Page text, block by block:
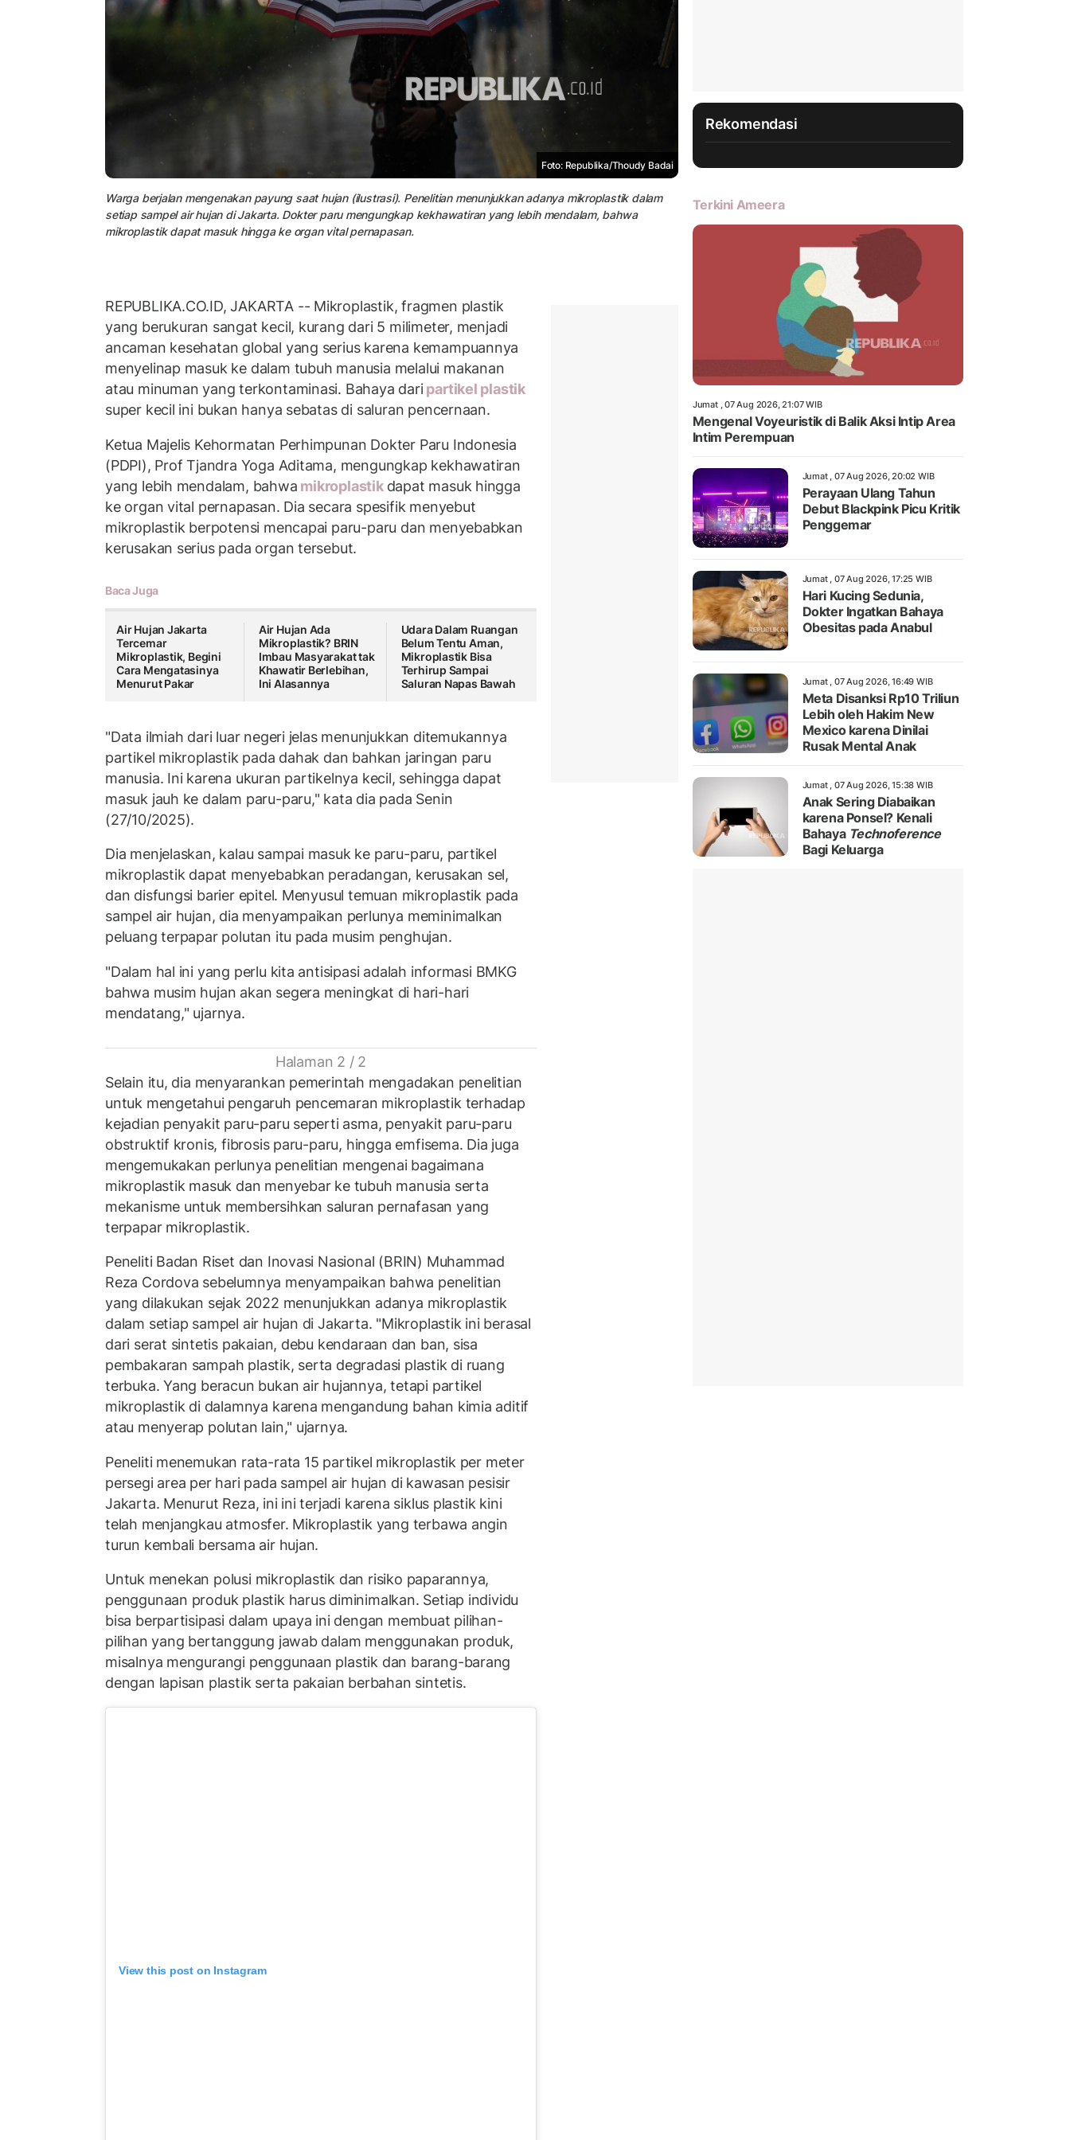
Foto: Republika/Thoudy Badai
Warga berjalan mengenakan payung saat hujan (ilustrasi). Penelitian menunjukkan adanya mikroplastik dalam
setiap sampel air hujan di Jakarta. Dokter paru mengungkap kekhawatiran yang lebih mendalam, bahwa
mikroplastik dapat masuk hingga ke organ vital pernapasan.
REPUBLIKA.CO.ID, JAKARTA -- Mikroplastik, fragmen plastik
yang berukuran sangat kecil, kurang dari 5 milimeter, menjadi
ancaman kesehatan global yang serius karena kemampuannya
menyelinap masuk ke dalam tubuh manusia melalui makanan
atau minuman yang terkontaminasi. Bahaya daripartikel plastik
super kecil ini bukan hanya sebatas di saluran pencernaan.
Ketua Majelis Kehormatan Perhimpunan Dokter Paru Indonesia
(PDPI), Prof Tjandra Yoga Aditama, mengungkap kekhawatiran
yang lebih mendalam, bahwa mikroplastik dapat masuk hingga
ke organ vital pernapasan. Dia secara spesifik menyebut
mikroplastik berpotensi mencapai paru-paru dan menyebabkan
kerusakan serius pada organ tersebut.
Baca Juga
Air Hujan Jakarta
Tercemar
Mikroplastik, Begini
Cara Mengatasinya
Menurut Pakar
Air Hujan Ada
Mikroplastik? BRIN
Imbau Masyarakat tak
Khawatir Berlebihan,
Ini Alasannya
Udara Dalam Ruangan
Belum Tentu Aman,
Mikroplastik Bisa
Terhirup Sampai
Saluran Napas Bawah
"Data ilmiah dari luar negeri jelas menunjukkan ditemukannya
partikel mikroplastik pada dahak dan bahkan jaringan paru
manusia. Ini karena ukuran partikelnya kecil, sehingga dapat
masuk jauh ke dalam paru-paru," kata dia pada Senin
(27/10/2025).
Dia menjelaskan, kalau sampai masuk ke paru-paru, partikel
mikroplastik dapat menyebabkan peradangan, kerusakan sel,
dan disfungsi barier epitel. Menyusul temuan mikroplastik pada
sampel air hujan, dia menyampaikan perlunya meminimalkan
peluang terpapar polutan itu pada musim penghujan.
"Dalam hal ini yang perlu kita antisipasi adalah informasi BMKG
bahwa musim hujan akan segera meningkat di hari-hari
mendatang," ujarnya.
Halaman 2 / 2
Selain itu, dia menyarankan pemerintah mengadakan penelitian
untuk mengetahui pengaruh pencemaran mikroplastik terhadap
kejadian penyakit paru-paru seperti asma, penyakit paru-paru
obstruktif kronis, fibrosis paru-paru, hingga emfisema. Dia juga
mengemukakan perlunya penelitian mengenai bagaimana
mikroplastik masuk dan menyebar ke tubuh manusia serta
mekanisme untuk membersihkan saluran pernafasan yang
terpapar mikroplastik.
Peneliti Badan Riset dan Inovasi Nasional (BRIN) Muhammad
Reza Cordova sebelumnya menyampaikan bahwa penelitian
yang dilakukan sejak 2022 menunjukkan adanya mikroplastik
dalam setiap sampel air hujan di Jakarta. "Mikroplastik ini berasal
dari serat sintetis pakaian, debu kendaraan dan ban, sisa
pembakaran sampah plastik, serta degradasi plastik di ruang
terbuka. Yang beracun bukan air hujannya, tetapi partikel
mikroplastik di dalamnya karena mengandung bahan kimia aditif
atau menyerap polutan lain," ujarnya.
Peneliti menemukan rata-rata 15 partikel mikroplastik per meter
persegi area per hari pada sampel air hujan di kawasan pesisir
Jakarta. Menurut Reza, ini ini terjadi karena siklus plastik kini
telah menjangkau atmosfer. Mikroplastik yang terbawa angin
turun kembali bersama air hujan.
Untuk menekan polusi mikroplastik dan risiko paparannya,
penggunaan produk plastik harus diminimalkan. Setiap individu
bisa berpartisipasi dalam upaya ini dengan membuat pilihan-
pilihan yang bertanggung jawab dalam menggunakan produk,
misalnya mengurangi penggunaan plastik dan barang-barang
dengan lapisan plastik serta pakaian berbahan sintetis.
View this post on Instagram
Rekomendasi
Terkini Ameera
Jumat , 07 Aug 2026, 21:07 WIB
Mengenal Voyeuristik di Balik Aksi Intip Area
Intim Perempuan
Jumat , 07 Aug 2026, 20:02 WIB
Perayaan Ulang Tahun
Debut Blackpink Picu Kritik
Penggemar
Jumat , 07 Aug 2026, 17:25 WIB
Hari Kucing Sedunia,
Dokter Ingatkan Bahaya
Obesitas pada Anabul
Jumat , 07 Aug 2026, 16:49 WIB
Meta Disanksi Rp10 Triliun
Lebih oleh Hakim New
Mexico karena Dinilai
Rusak Mental Anak
Jumat , 07 Aug 2026, 15:38 WIB
Anak Sering Diabaikan
karena Ponsel? Kenali
Bahaya Technoference
Bagi Keluarga